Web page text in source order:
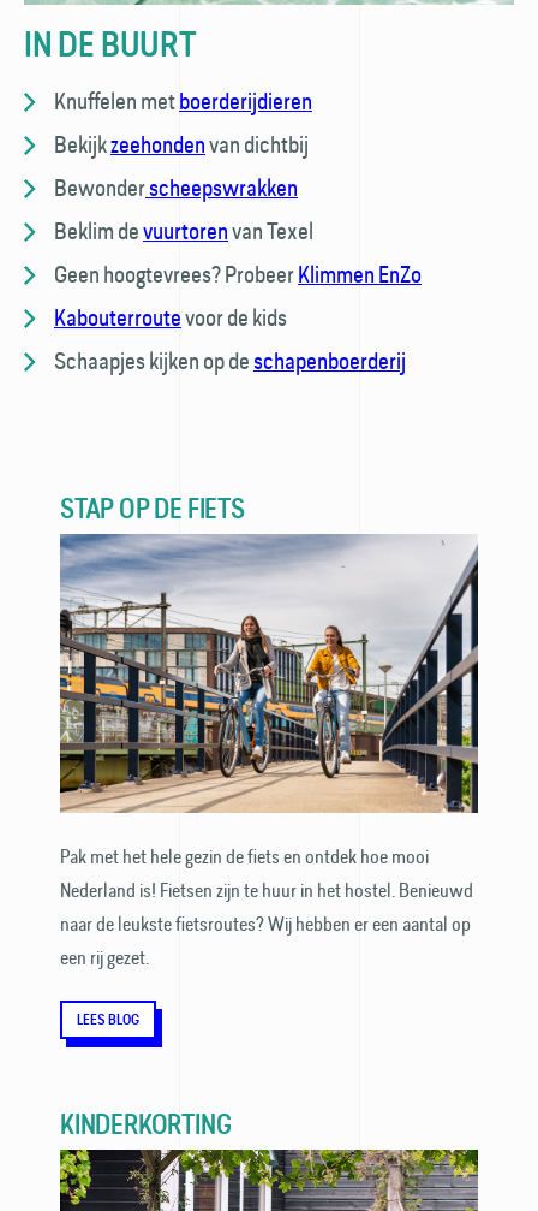
IN DE BUURT
Knuffelen metboerderijdieren
Bekijkzeehondenvan dichtbij
Bewonderscheepswrakken
Beklim devuurtorenvan Texel
Geen hoogtevrees? ProbeerKlimmen EnZo
Kabouterroutevoor de kids
Schaapjes kijken op deschapenboerderij
STAP OP DE FIETS
Pak met het hele gezin de fiets en ontdek hoe mooi
Nederland is! Fietsen zijn te huur in het hostel. Benieuwd
naar de leukste fiets­routes? Wij hebben er een aantal op
een rij gezet.
LEES BLOG
KINDERKORTING